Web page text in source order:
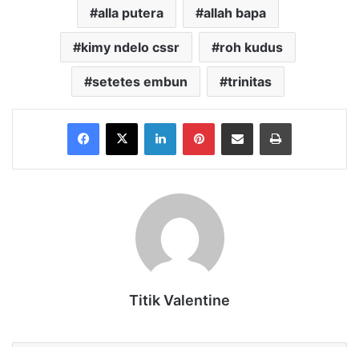
alla putera allah bapa
kimy ndelo cssr roh kudus
setetes embun trinitas
Facebook
X LinkedInPinterestShare via Email Print
Titik Valentine